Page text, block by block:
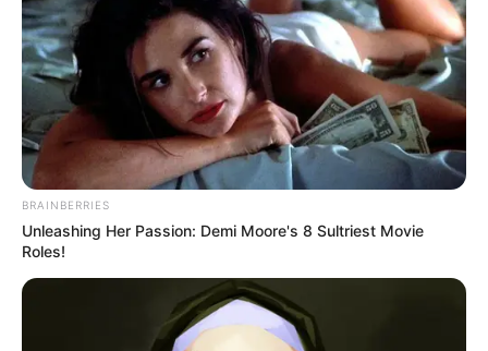
Εκτεταμένο black out στη Χαλκίδα την
Κυριακή: Ποιες περιοχές θα μείνουν χωρίς
ρεύμα έως και 8 ώρες
BRAINBERRIES
Unleashing Her Passion: Demi Moore's 8 Sultriest Movie
Roles!